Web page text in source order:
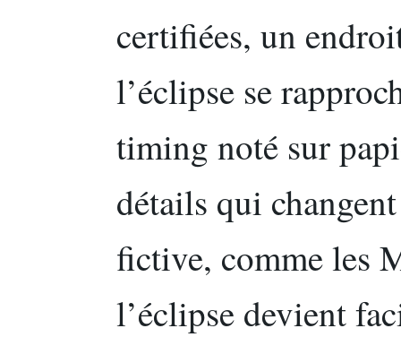
certifiées, un
l’éclipse se
timing noté sur
détails qui
fictive, comme les
l’éclipse devient